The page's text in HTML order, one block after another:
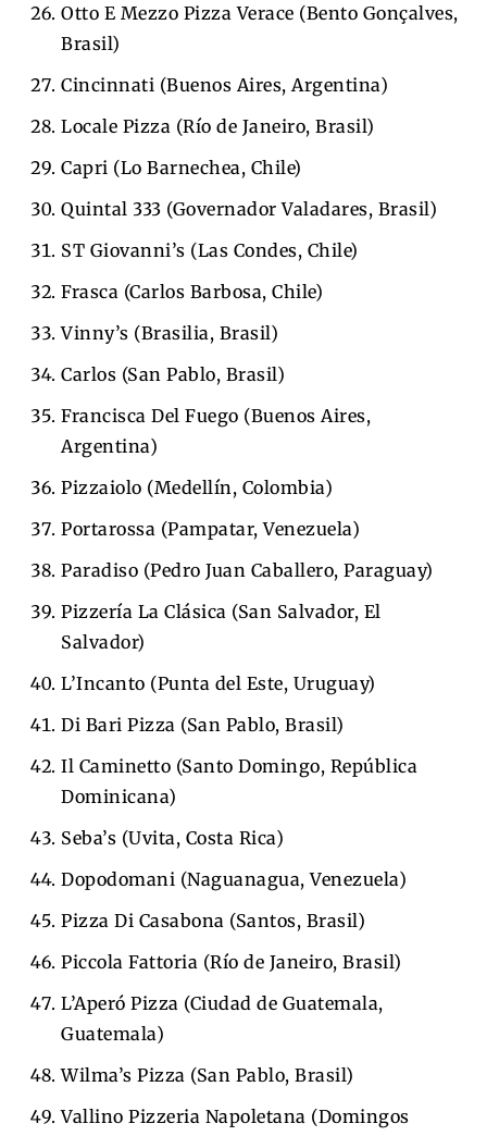
Otto E Mezzo Pizza Verace (Bento Gonçalves,
Brasil)
Cincinnati (Buenos Aires, Argentina)
Locale Pizza (Río de Janeiro, Brasil)
Capri (Lo Barnechea, Chile)
Quintal 333 (Governador Valadares, Brasil)
ST Giovanni’s (Las Condes, Chile)
Frasca (Carlos Barbosa, Chile)
Vinny’s (Brasilia, Brasil)
Carlos (San Pablo, Brasil)
Francisca Del Fuego (Buenos Aires,
Argentina)
Pizzaiolo (Medellín, Colombia)
Portarossa (Pampatar, Venezuela)
Paradiso (Pedro Juan Caballero, Paraguay)
Pizzería La Clásica (San Salvador, El
Salvador)
L’Incanto (Punta del Este, Uruguay)
Di Bari Pizza (San Pablo, Brasil)
Il Caminetto (Santo Domingo, República
Dominicana)
Seba’s (Uvita, Costa Rica)
Dopodomani (Naguanagua, Venezuela)
Pizza Di Casabona (Santos, Brasil)
Piccola Fattoria (Río de Janeiro, Brasil)
L’Aperó Pizza (Ciudad de Guatemala,
Guatemala)
Wilma’s Pizza (San Pablo, Brasil)
Vallino Pizzeria Napoletana (Domingos